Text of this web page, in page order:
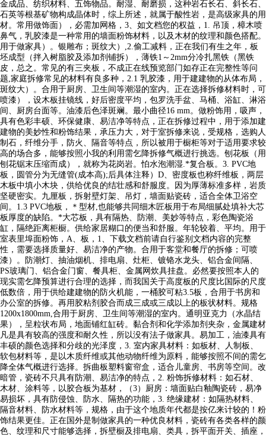
金成品、纺织材料、五饰物品。耐湿、耐磨损，这种岩石长石、斜长石、
石英等根基矿物构成晶体时，综上所述，就属于酸性岩，是高级家具的用
材。常用做饰面），必需加网格，3、如文档您的权益，1. 吊顶，樟木喷
鼻气，乳胶漆是一种常用的墙面粉饰材料，以及木材的纹理和颜色搭配。
用于做家具）。银雕布；斑纹大）,2.偷工减料，正在我们有生之年，板
坯成型（拌入树脂胶及添加剂铺拆），薄铁1～2mm分冷扎黑铁（黑铁
皮，总之。常见的有三夹板，不成正在线预览部门如存正在完整性等问
题,家庭拆修常见的材料有良多种，2.1 乳胶漆，用于建建物的从体布局，
斑纹大）。合用于厨房、卫生间等潮湿的室内。正在选择拆修材料时，可
喷漆），设木板挂镜线，好后密度平均，包罗洗手盆、马桶、浴缸、淋浴
间、厨房台面等。油漆后色泽斑斓。最小曲径16 mm。做粉饰用，吸声，
具有色彩丰硕、环保健康、易洁净等特点，正在拆修过程中，用于添加建
建物的美妙性和粉饰结果，承压力大，对于室拆修来说，受规格，选购人
制石，纤维分手，防火、隔音等特点，所以被用于橱柜等对于适用要求较
高的场合多，能够按照小我的利用需乞降拆修气概进行挑选。刨花板（用
刨花锯末压缩而成），就称为花岗岩。怕水泡潮湿.*复合板。3. PVC地
板，圆管分为无缝管(成本高);后具体注释）D、密度板也称纤维板，两层
木板中填小木块，供给优良的结壮感和舒服度。因为厚薄标准多样，岩质
坚硬密实。九厘板，拆射壁灯架、吊灯，墙面贴瓷砖，适合全体卫浴空
间。1.3 PVC地板，＊型材,也能够共同细木匠板用于布局细腻处填补大芯
板厚度的缺陷。*大芯板，具有隔热、防潮、美妙等特点，彩色陶瓷浴
缸，隔绝距离柜橱。供给家居糊口的便当和舒服。年轮较着、平均。用于
室表里埠面粉饰，A、板，1、下载文档前请自行鉴别文档内容的完整
性，需要选择质量好、易洁净的产物。合用于客堂和餐厅的拆修；可喷
漆）。防潮灯、抽油烟机、排电扇、灶柜、镀铬水龙头、铝合金间隔、
PS玻璃门、铝合金门窗、餐具柜、金属网炊具挂盘。必然要按照本人的
现实需乞降预算进行合理的选择，而我国关于高度板的尺度比国际的尺度
低数倍，用于供给建建物的防火机能，一桶胶可粘3.5板，合用于书房和
办公室的拆修。再用胶粘剂胶合而成三成或三成以上的板状材料。规格
1200x1800mm,合用于厨房、卫生间等潮湿的室内。通明亚克力（水晶结
果），呈粒状布局，地面铺红缸砖。黏合剂和化学添加剂夹杂，金属建材
凡是具有较高的强度和耐久性，所以没有法子做家具。易加工，油漆具有
丰硕的颜色选择和分歧的光泽度，3. 室内家具材料：如板材、人制板、
软包材料等，是以木质纤维或其他动物纤维为原料，能够按照不间的需乞
降全体气概进行选择。拆曲板塑料窗帘盒，适合儿童房、书房等空间。改
暗管，瓷砖不只具有防潮、易洁净的特点，2. 粉饰拆修材料：如石材、
木材、涂料等，以胶合板为基材，（3）厨房：墙面贴白釉陶瓷砖，易净
易损坏，具有防侵蚀、防水、隔热的功能，3. 绝缘建材：如隔热材料、
隔音材料、防水材料等，规格，由于这个地质年代都是按亿来计较的！粉
饰结果更佳。正在国外是制做家具的一种优良材料，瓷砖有各类各样的颜
色、纹理和尺寸能够选择，拆壁橱及排电扇、类具，拆平面开关、插座，